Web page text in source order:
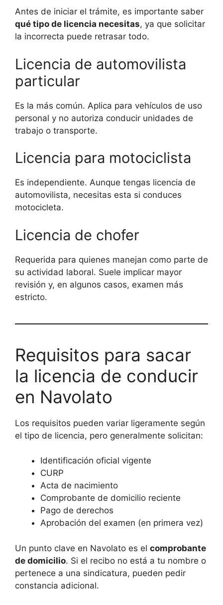
Antes de iniciar el trámite, es importante saber
qué tipo de licencia necesitas, ya que solicitar
la incorrecta puede retrasar todo.
Licencia de automovilista
particular
Es la más común. Aplica para vehículos de uso
personal y no autoriza conducir unidades de
trabajo o transporte.
Licencia para motociclista
Es independiente. Aunque tengas licencia de
automovilista, necesitas esta si conduces
motocicleta.
Licencia de chofer
Requerida para quienes manejan como parte de
su actividad laboral. Suele implicar mayor
revisión y, en algunos casos, examen más
estricto.
Requisitos para sacar
la licencia de conducir
en Navolato
Los requisitos pueden variar ligeramente según
el tipo de licencia, pero generalmente solicitan:
Identificación oficial vigente
CURP
Acta de nacimiento
Comprobante de domicilio reciente
Pago de derechos
Aprobación del examen (en primera vez)
Un punto clave en Navolato es el comprobante
de domicilio. Si el recibo no está a tu nombre o
pertenece a una sindicatura, pueden pedir
constancia adicional.